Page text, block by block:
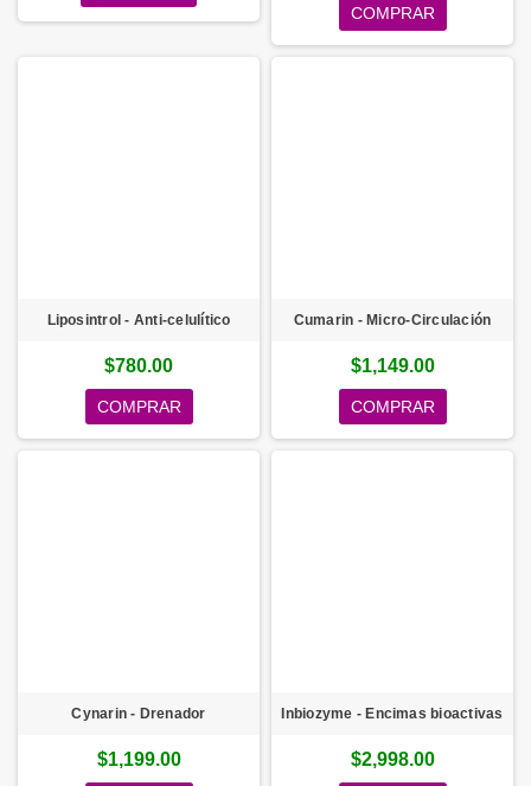
COMPRAR
Liposintrol - Anti-celulítico
$780.00
COMPRAR
Cumarin - Micro-Circulación
$1,149.00
COMPRAR
Cynarin - Drenador
$1,199.00
Inbiozyme - Encimas bioactivas
$2,998.00